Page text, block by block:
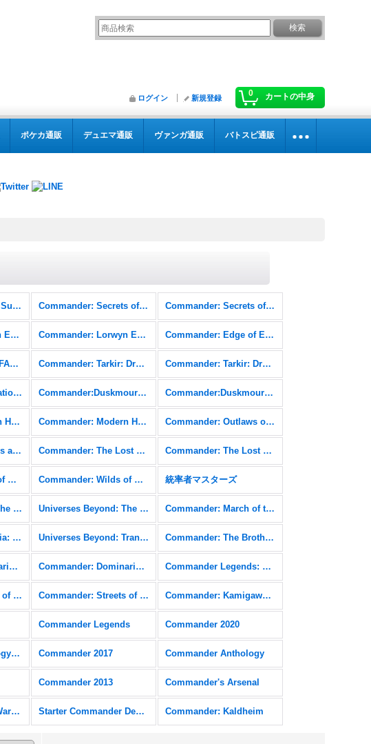
0 カートの中身
ログイン 新規登録
ポケカ通販 デュエマ通販 ヴァンガ通販 バトスピ通販
Commander: Marvel Super Heroes FOIL Commander: Secrets of Strixhaven Commander: Secrets of Strixhaven FOIL
Commander: Lorwyn Eclipsed Commander: Lorwyn Eclipsed FOIL Commander: Edge of Eternities
Commander: FINAL FANTASY FOIL Commander: Tarkir: Dragonstorm Commander: Tarkir: Dragonstorm FOIL
Commander: Foundations Commander:Duskmourn: House of Horror Commander:Duskmourn: House of Horror FOIL
Commander: Modern Horizons 3 Commander: Modern Horizons 3 FOIL Commander: Outlaws of Thunder Junction
Commander: Murders at Karlov Manor FOIL Commander: The Lost Caverns of Ixalan Commander: The Lost Caverns of Ixalan FOIL
Commander: Wilds of Eldraine Commander: Wilds of Eldraine FOIL 統率者マスターズ
Universes Beyond: The Lord of the Rings: Tales of Middle-earth Universes Beyond: The Lord of the Rings: Tales of Middle-earth FOIL Commander: March of the Machine
Commander: Phyrexia: All Will Be One FOIL Universes Beyond: Transformers Commander: The Brothers' War
Commander: Dominaria United Commander: Dominaria United FOIL Commander Legends: Battle for Baldur's Gate
Commander: Streets of New Capenna Commander: Streets of New Capenna FOIL Commander: Kamigawa: Neon Dynasty
Commander Legends Commander 2020
Commander Anthology Volume II Commander 2017 Commander Anthology
Commander 2013 Commander's Arsenal
Universes Beyond: Warhammer 40,000 (40K) FOIL Starter Commander Decks Commander: Kaldheim